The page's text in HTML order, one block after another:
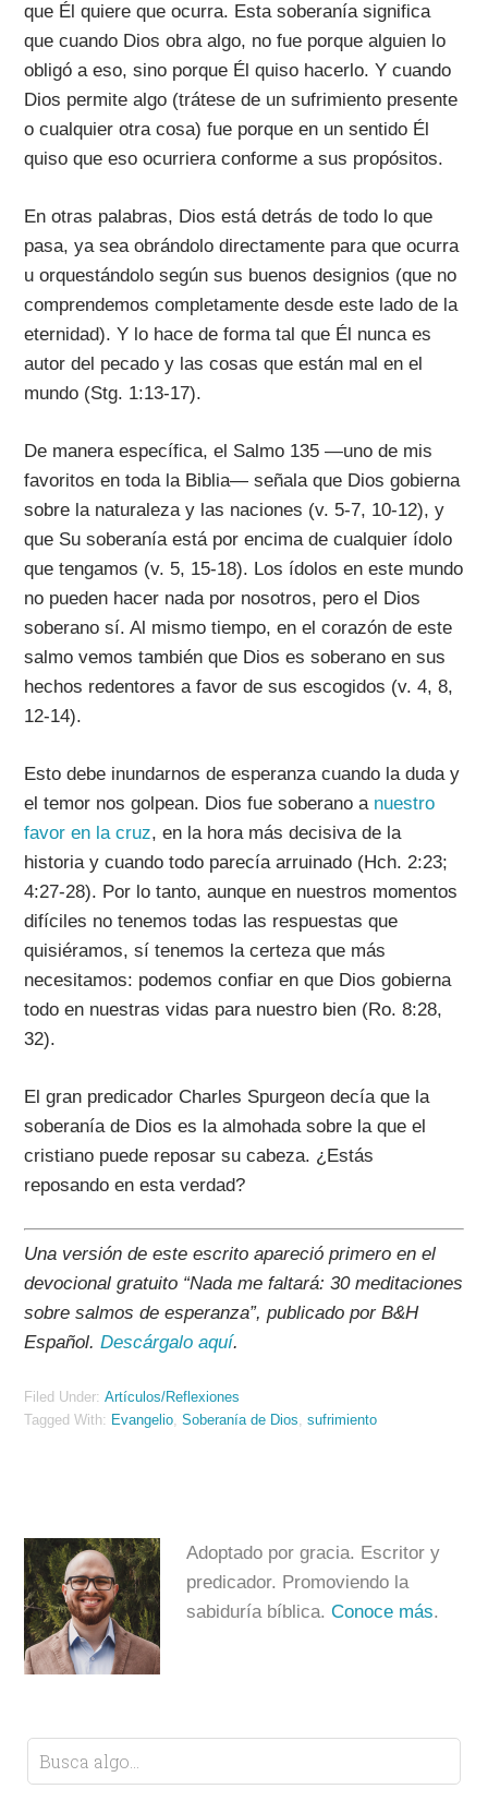
que Él quiere que ocurra. Esta soberanía significa
que cuando Dios obra algo, no fue porque alguien lo
obligó a eso, sino porque Él quiso hacerlo. Y cuando
Dios permite algo (trátese de un sufrimiento presente
o cualquier otra cosa) fue porque en un sentido Él
quiso que eso ocurriera conforme a sus propósitos.
En otras palabras, Dios está detrás de todo lo que
pasa, ya sea obrándolo directamente para que ocurra
u orquestándolo según sus buenos designios (que no
comprendemos completamente desde este lado de la
eternidad). Y lo hace de forma tal que Él nunca es
autor del pecado y las cosas que están mal en el
mundo (Stg. 1:13-17).
De manera específica, el Salmo 135 —uno de mis
favoritos en toda la Biblia— señala que Dios gobierna
sobre la naturaleza y las naciones (v. 5-7, 10-12), y
que Su soberanía está por encima de cualquier ídolo
que tengamos (v. 5, 15-18). Los ídolos en este mundo
no pueden hacer nada por nosotros, pero el Dios
soberano sí. Al mismo tiempo, en el corazón de este
salmo vemos también que Dios es soberano en sus
hechos redentores a favor de sus escogidos (v. 4, 8,
12-14).
Esto debe inundarnos de esperanza cuando la duda y
el temor nos golpean. Dios fue soberano a nuestro
favor en la cruz, en la hora más decisiva de la
historia y cuando todo parecía arruinado (Hch. 2:23;
4:27-28). Por lo tanto, aunque en nuestros momentos
difíciles no tenemos todas las respuestas que
quisiéramos, sí tenemos la certeza que más
necesitamos: podemos confiar en que Dios gobierna
todo en nuestras vidas para nuestro bien (Ro. 8:28,
32).
El gran predicador Charles Spurgeon decía que la
soberanía de Dios es la almohada sobre la que el
cristiano puede reposar su cabeza. ¿Estás
reposando en esta verdad?
Una versión de este escrito apareció primero en el
devocional gratuito “Nada me faltará: 30 meditaciones
sobre salmos de esperanza”, publicado por B&H
Español.Descárgalo aquí.
Filed Under:Artículos/Reflexiones
Tagged With: Evangelio,Soberanía de Dios,sufrimiento
Adoptado por gracia. Escritor y
predicador. Promoviendo la
sabiduría bíblica.Conoce más.